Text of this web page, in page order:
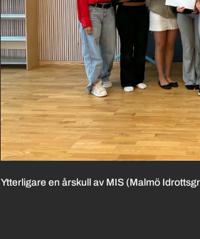
Ytterligare en årskull av MIS (Malmö